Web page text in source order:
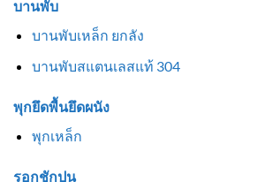
บานพับ
บานพับเหล็ก ยกลัง
บานพับสแตนเลสแท้ 304
พุกยึดพื้นยึดผนัง
พุกเหล็ก
รอกชักปูน